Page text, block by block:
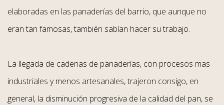
elaboradas en las panaderías del barrio, que aunque no
eran tan famosas, también sabían hacer su trabajo.
La llegada de cadenas de panaderías, con procesos mas
industriales y menos artesanales, trajeron consigo, en
general, la disminución progresiva de la calidad del pan, se